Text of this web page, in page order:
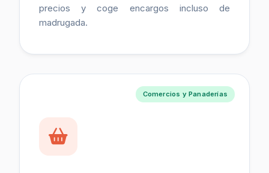
precios y coge encargos incluso de
madrugada.
Comercios y Panaderías